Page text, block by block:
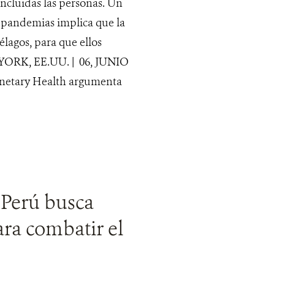
implica que la
para que ellos
EE.UU. | 06, JUNIO
Health argumenta
busca
combatir el